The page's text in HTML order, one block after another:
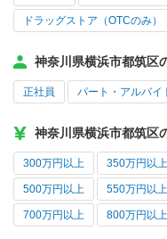
ドラッグストア（OTCのみ）
神奈川県横浜市都筑区
正社員 パート・アルバイ
神奈川県横浜市都筑区
300万円以上 350万円以上
500万円以上 550万円以上
700万円以上 800万円以上